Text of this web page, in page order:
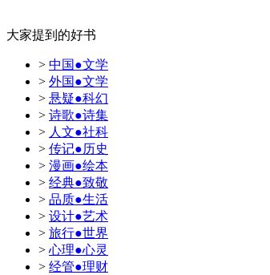
大家提到的好书
> 中国●文学
> 外国●文学
> 悬疑●科幻
> 诗歌●诗集
> 人文●社科
> 传记●历史
> 漫画●绘本
> 经典●致敬
> 品质●生活
> 设计●艺术
> 旅行●世界
> 心理●心灵
> 经管●理财